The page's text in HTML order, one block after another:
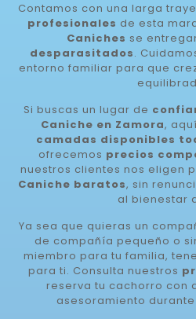
Contamos con una larga
profesionales de esta
Caniches se
desparasitados.
entorno familiar para que
Si buscas un lugar de
Caniche en Zamora,
camadas disponibles
ofrecemos precios
nuestros clientes nos eligen
Caniche baratos, sin
al bienestar
Ya sea que quieras un
de compañía pequeño o
miembro para tu familia,
para ti. Consulta nuestros
reserva tu cachorro con
asesoramiento